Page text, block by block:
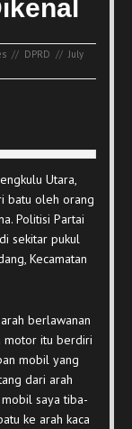
// DPRD // July
Utara,
batu oleh orang
Politisi Partai
sekitar pukul
Kecamatan
berlawanan
motor itu berdiri
mobil yang
dari arah
saya tiba-
ke arah kaca